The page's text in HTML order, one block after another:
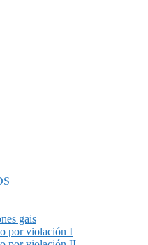
gais
por violación I